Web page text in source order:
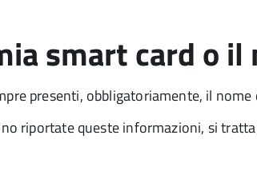
smart card o il
presenti, obbligatoriamente, il
riportate queste informazioni, si